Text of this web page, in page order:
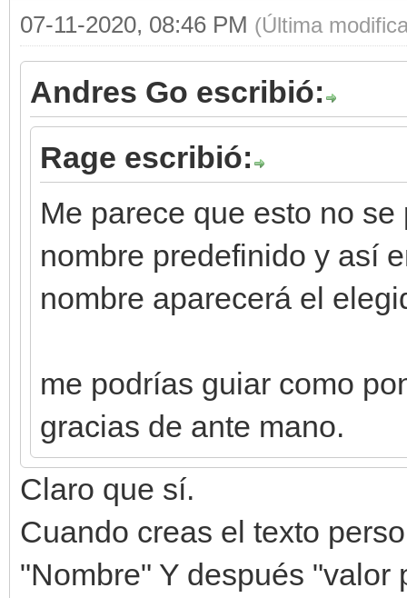
07-11-2020, 08:46 PM (Última
Andres Go escribió:
Rage escribió:
Me parece que esto no
nombre predefinido y así
nombre aparecerá el
me podrías guiar como
gracias de ante mano.
Claro que sí.
Cuando creas el texto
"Nombre" Y después "valor